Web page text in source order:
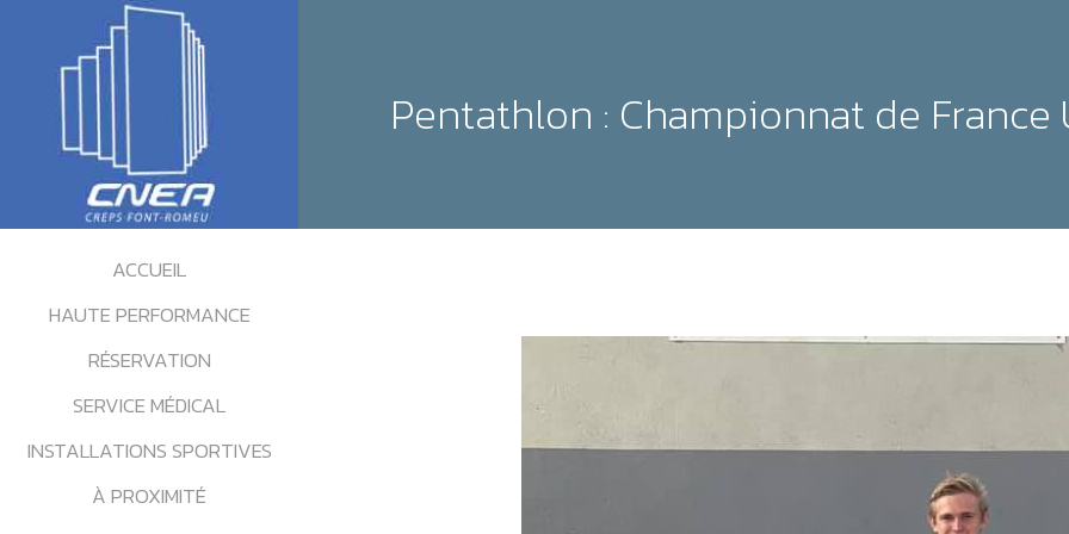
ACCUEIL
HAUTE PERFORMANCE
RÉSERVATION
SERVICE MÉDICAL
INSTALLATIONS SPORTIVES
À PROXIMITÉ
Pentathlon : Championnat de France